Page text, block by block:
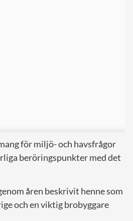
för miljö- och havsfrågor
beröringspunkter med det
åren beskrivit henne som
och en viktig brobyggare